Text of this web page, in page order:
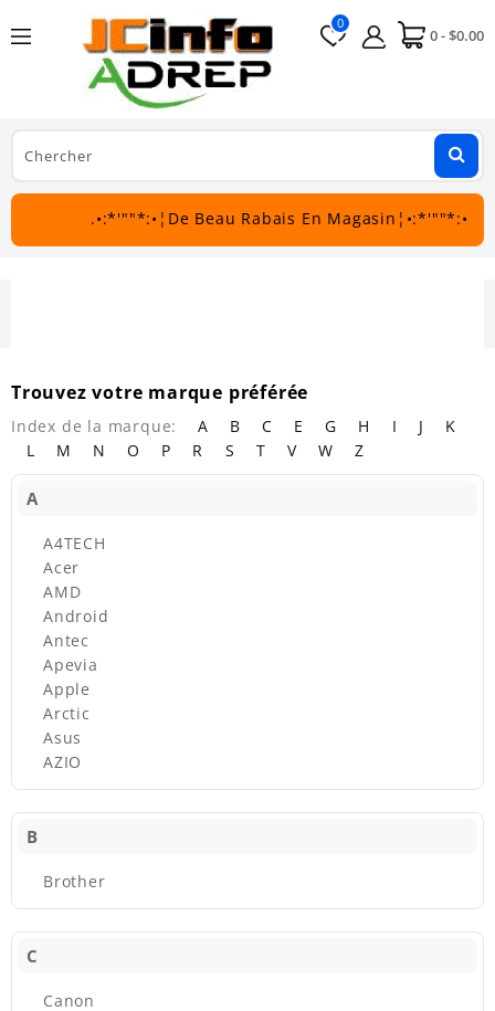
0 - $0.00
0
.•:*'""*:•¦De Beau Rabais En Magasin¦•:*'""*:•.
Trouvez votre marque préférée
Index de la marque: A B C E G H I J
K
L
M N O P R S T V W Z
A
A4TECH
Acer
AMD
Android
Antec
Apevia
Apple
Arctic
Asus
AZIO
B
Brother
C
Canon